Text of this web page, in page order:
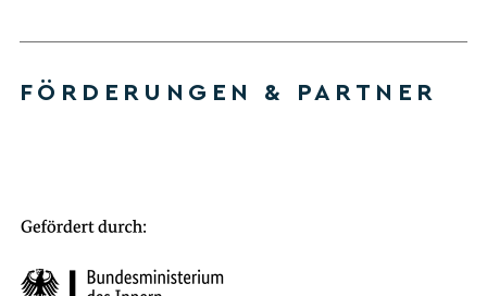
FÖRDERUNGEN & PARTNER